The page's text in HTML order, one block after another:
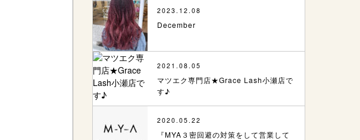
2023.12.08
December
2021.08.05
マツエク専門店★Grace Lash小瀬店で
す♪
2020.05.22
『MYA３密回避の対策をして営業して